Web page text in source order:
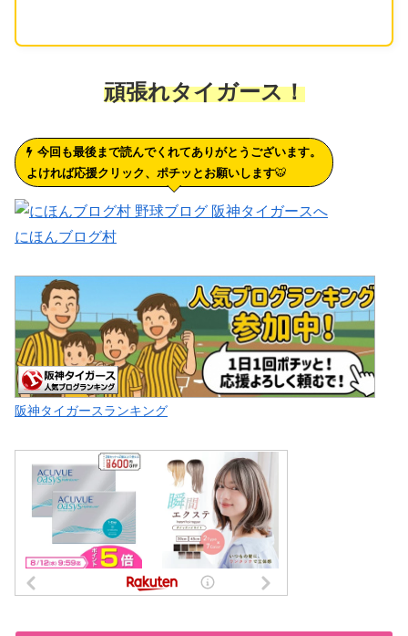
頑張れタイガース！
今回も最後まで読んでくれてありがとうございます。
よければ応援クリック、ポチッとお願いします🐯
にほんブログ村
阪神タイガースランキング